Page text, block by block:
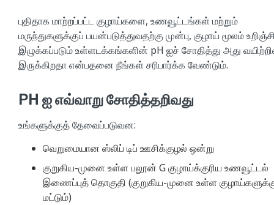
புதிதாக மாற்றப்பட்ட குழாய்களை, உணவூட்டங்கள் மற்றும்
மருந்துகளுக்குப் பயன்படுத்துவதற்கு முன்பு, குழாய் மூலம்
இழுக்கப்படும் உள்ளடக்கங்களின் pH ஐச் சோதித்து அது
இருக்கிறதா என்பதனை நீங்கள் சரிபார்க்க வேண்டும்.
PH ஐ எவ்வாறு சோதித்தறிவது
உங்களுக்குத் தேவைப்படுவன:
வெறுமையான ஸ்லிப் டிப் ஊசிக்குழல் ஒன்று
குறுகிய-முனை உள்ள பலூன் G குழாய்க்குரிய உணவூட்டல்
இணைப்புத் தொகுதி (குறுகிய-முனை உள்ள
மட்டும்)